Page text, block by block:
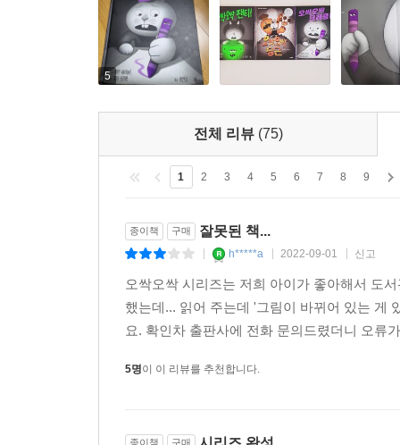
전체 리뷰(75)
종이책 구매 잘못된 책...
| h*****a | 2022-09-01 | 신고
오싹오싹 시리즈는 저희 아이가 좋아해서 도
했는데... 읽어 주는데 '그림이 바뀌어 있는 게